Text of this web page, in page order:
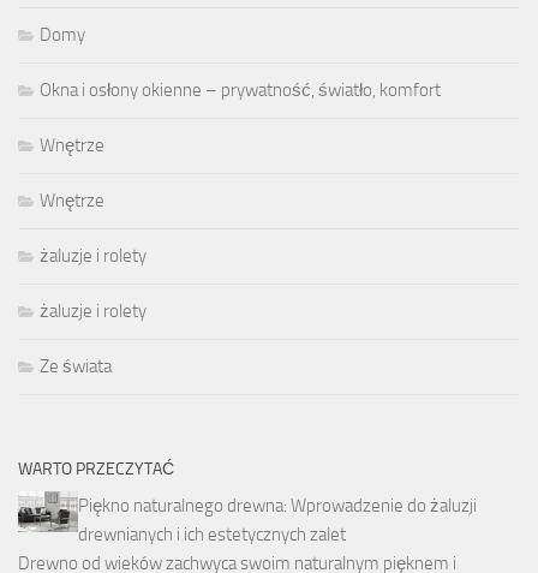
Domy
Okna i osłony okienne – prywatność, światło, komfort
Wnętrze
Wnętrze
żaluzje i rolety
żaluzje i rolety
Ze świata
WARTO PRZECZYTAĆ
Piękno naturalnego drewna: Wprowadzenie do żaluzji
drewnianych i ich estetycznych zalet
Drewno od wieków zachwyca swoim naturalnym pięknem i